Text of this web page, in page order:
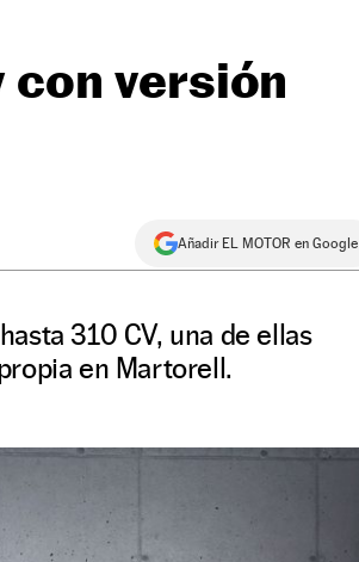
con versión
Añadir EL MOTOR en Google
310 CV, una de ellas
en Martorell.